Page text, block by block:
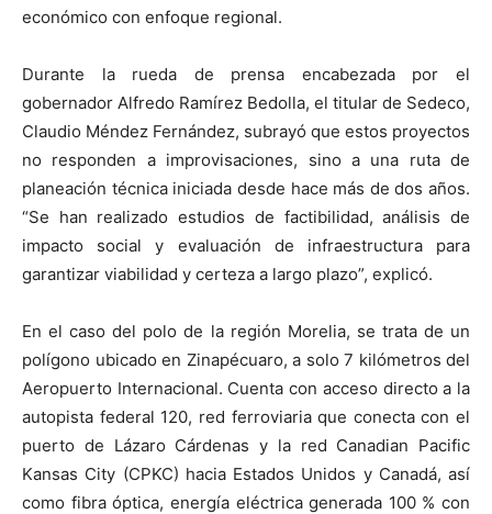
económico con enfoque regional.
Durante la rueda de prensa encabezada por el
gobernador Alfredo Ramírez Bedolla, el titular de Sedeco,
Claudio Méndez Fernández, subrayó que estos proyectos
no responden a improvisaciones, sino a una ruta de
planeación técnica iniciada desde hace más de dos años.
“Se han realizado estudios de factibilidad, análisis de
impacto social y evaluación de infraestructura para
garantizar viabilidad y certeza a largo plazo”, explicó.
En el caso del polo de la región Morelia, se trata de un
polígono ubicado en Zinapécuaro, a solo 7 kilómetros del
Aeropuerto Internacional. Cuenta con acceso directo a la
autopista federal 120, red ferroviaria que conecta con el
puerto de Lázaro Cárdenas y la red Canadian Pacific
Kansas City (CPKC) hacia Estados Unidos y Canadá, así
como fibra óptica, energía eléctrica generada 100 % con